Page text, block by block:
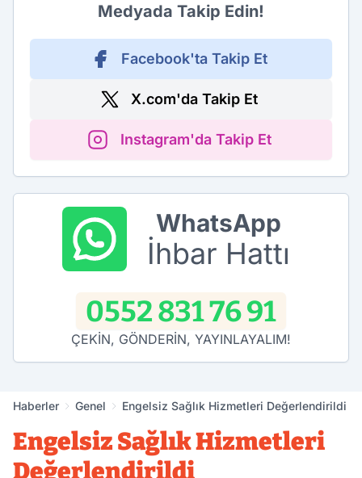
Medyada Takip Edin!
Facebook'ta Takip Et
X.com'da Takip Et
Instagram'da Takip Et
WhatsApp
İhbar Hattı
0552 831 76 91
ÇEKİN, GÖNDERİN, YAYINLAYALIM!
Haberler Genel Engelsiz Sağlık Hizmetleri Değerlendirildi
Engelsiz Sağlık Hizmetleri
Değerlendirildi